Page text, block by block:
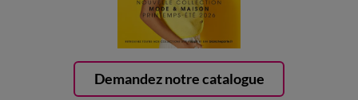
Demandez notre catalogue